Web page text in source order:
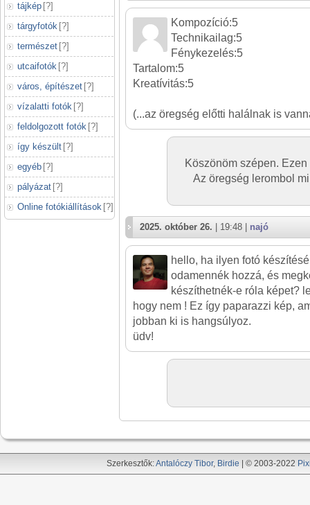
tájkép [?]
tárgyfotók [?]
természet [?]
utcaifotók [?]
város, építészet [?]
vízalatti fotók [?]
feldolgozott fotók [?]
így készült [?]
egyéb [?]
pályázat [?]
Online fotókiállítások [?]
Kompozíció:5
Technikailag:5
Fénykezelés:5
Tartalom:5
Kreatívitás:5
(...az öregség előtti halálnak is
Köszönöm szépen.
Az öregség lerombol
2025. október 26. | 19:48 | najó
hello, ha ilyen fotó
odamennék hozzá, és
készíthetnék-e róla képet?
hogy nem ! Ez így paparazzi kép,
jobban ki is hangsúlyoz.
üdv!
Szerkesztők:Antalóczy Tibor, Birdie | © 2003-2022